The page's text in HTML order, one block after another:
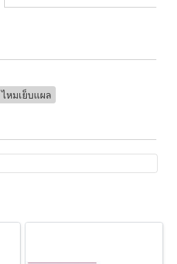
ไหมเย็บแผล